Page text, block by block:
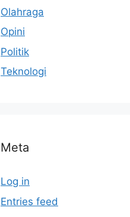
Olahraga
Opini
Politik
Teknologi
Meta
Log in
Entries feed